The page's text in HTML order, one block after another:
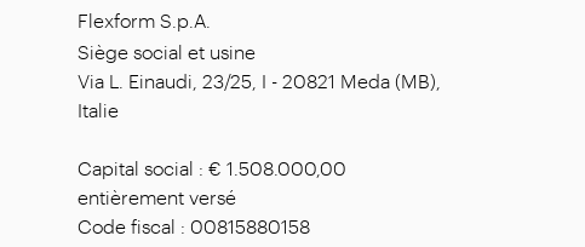
Flexform S.p.A.
Siège social et usine
Via L. Einaudi, 23/25, I - 20821 Meda (MB),
Italie
Capital social : € 1.508.000,00
entièrement versé
Code fiscal : 00815880158